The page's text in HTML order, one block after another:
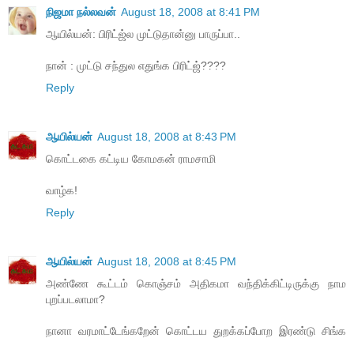
நிஜமா நல்லவன் August 18, 2008 at 8:41 PM
ஆயில்யன்: பிரிட்ஜ்ல முட்டுதான்னு பாருப்பா..
நான் : முட்டு சந்துல எதுங்க பிரிட்ஜ்????
Reply
ஆயில்யன் August 18, 2008 at 8:43 PM
கொட்டகை கட்டிய கோமகன் ராமசாமி
வாழ்க!
Reply
ஆயில்யன் August 18, 2008 at 8:45 PM
அண்ணே கூட்டம் கொஞ்சம் அதிகமா வந்திக்கிட்டிருக்கு நாம
புறப்படலாமா?
நானா வரமாட்டேங்கறேன் கொட்டய துறக்கப்போற இரண்டு சிங்க